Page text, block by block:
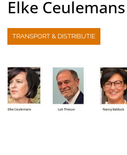
Elke Ceulemans
TRANSPORT & DISTRIBUTIE